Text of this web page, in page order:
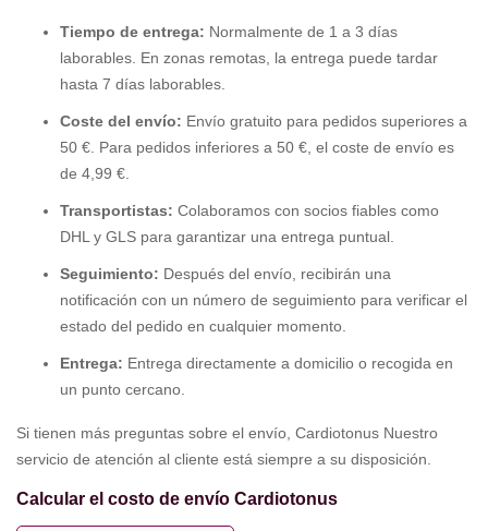
Tiempo de entrega: Normalmente de 1 a 3 días
laborables. En zonas remotas, la entrega puede tardar
hasta 7 días laborables.
Coste del envío: Envío gratuito para pedidos superiores a
50 €. Para pedidos inferiores a 50 €, el coste de envío es
de 4,99 €.
Transportistas: Colaboramos con socios fiables como
DHL y GLS para garantizar una entrega puntual.
Seguimiento: Después del envío, recibirán una
notificación con un número de seguimiento para verificar el
estado del pedido en cualquier momento.
Entrega: Entrega directamente a domicilio o recogida en
un punto cercano.
Si tienen más preguntas sobre el envío, Cardiotonus Nuestro
servicio de atención al cliente está siempre a su disposición.
Calcular el costo de envío Cardiotonus